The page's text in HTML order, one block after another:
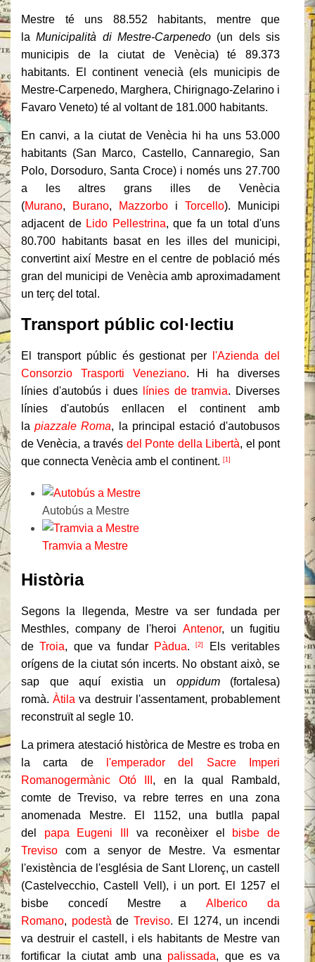
Mestre té uns 88.552 habitants, mentre que
laMunicipalità di Mestre-Carpenedo (un dels sis
municipis de la ciutat de Venècia) té 89.373
habitants. El continent venecià (els municipis de
Mestre-Carpenedo, Marghera, Chirignago-Zelarino i
Favaro Veneto) té al voltant de 181.000 habitants.
En canvi, a la ciutat de Venècia hi ha uns 53.000
habitants (San Marco, Castello, Cannaregio, San
Polo, Dorsoduro, Santa Croce) i només uns 27.700
a les altres grans illes de Venècia
(Murano, Burano, Mazzorbo i Torcello). Municipi
adjacent de Lido Pellestrina, que fa un total d'uns
80.700 habitants basat en les illes del municipi,
convertint així Mestre en el centre de població més
gran del municipi de Venècia amb aproximadament
un terç del total.
Transport públic col·lectiu
El transport públic és gestionat per
l'Azienda del
Consorzio Trasporti Veneziano. Hi ha diverses
línies d'autobús i dues
línies de tramvia. Diverses
línies d'autobús enllacen el continent amb
lapiazzale Roma, la principal estació d'autobusos
de Venècia, a través del Ponte della Libertà, el pont
que connecta Venècia amb el continent. [1]
Autobús a Mestre
Tramvia a Mestre
Història
Segons la llegenda, Mestre va ser fundada per
Mesthles, company de l'heroi Antenor, un fugitiu
deTroia, que va fundar Pàdua.[2]
Els veritables
orígens de la ciutat són incerts. No obstant això, se
sap que aquí existia un oppidum(fortalesa)
romà.Àtila va destruir l'assentament, probablement
reconstruït al segle 10.
La primera atestació històrica de Mestre es troba en
la carta de
l'emperador del Sacre Imperi
Romanogermànic
Otó III , en la qual Rambald,
comte de Treviso, va rebre terres en una zona
anomenada Mestre. El 1152, una butlla papal
del papa Eugeni III va reconèixer el bisbe de
Treviso com a senyor de Mestre. Va esmentar
l'existència de l'església de Sant Llorenç, un castell
(Castelvecchio, Castell Vell), i un port. El 1257 el
bisbe concedí Mestre aAlberico da
Romano, podestà deTreviso. El 1274, un incendi
va destruir el castell, i els habitants de Mestre van
fortificar la ciutat amb una palissada, que es va